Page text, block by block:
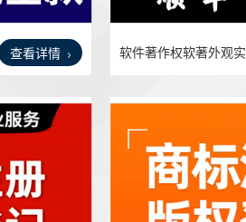
查看详情
软件著作权软著外观实